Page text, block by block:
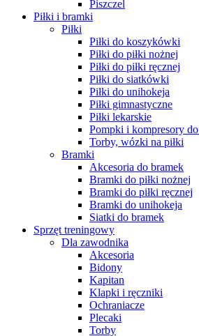
Piszczel
Piłki i bramki
Piłki
Piłki do koszykówki
Piłki do piłki nożnej
Piłki do piłki ręcznej
Piłki do siatkówki
Piłki do unihokeja
Piłki gimnastyczne
Piłki lekarskie
Pompki i kompresory do
Torby, wózki na piłki
Bramki
Akcesoria do bramek
Bramki do piłki nożnej
Bramki do piłki ręcznej
Bramki do unihokeja
Siatki do bramek
Sprzęt treningowy
Dla zawodnika
Akcesoria
Bidony
Kapitan
Klapki i ręczniki
Ochraniacze
Plecaki
Torby